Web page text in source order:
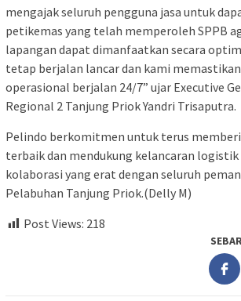
mengajak seluruh pengguna jasa untuk
petikemas yang telah memperoleh SPPB
lapangan dapat dimanfaatkan secara
tetap berjalan lancar dan kami
operasional berjalan 24/7” ujar Executive
Regional 2 Tanjung Priok Yandri Trisaputra.
Pelindo berkomitmen untuk terus
terbaik dan mendukung kelancaran
kolaborasi yang erat dengan seluruh
Pelabuhan Tanjung Priok.(Delly M)
Post Views: 218